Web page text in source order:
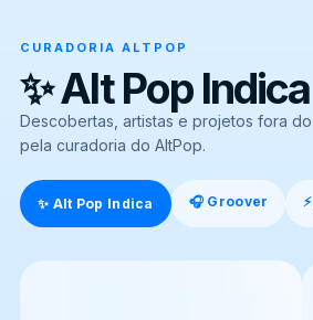
CURADORIA ALTPOP
✨ Alt Pop Indica
Descobertas, artistas e projetos fora
pela curadoria do AltPop.
✨ Alt Pop Indica 🎧 Groover